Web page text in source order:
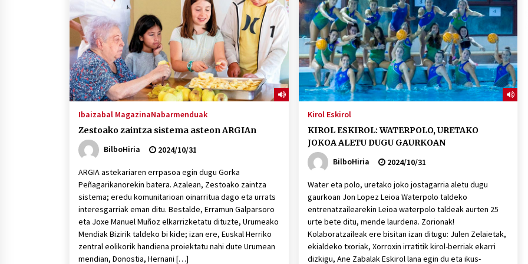
protagonista
2026/07/16
POTTO: San Pedro jaietako bertso-
saioa
2026/07/09
Larunbatean Plentziako Itsas
Martxa ospatuko da
2026/07/07
Auritz Iñurrietaren margoak
ikusgai Uribitarte40 aretoan
SOINUGELA: Paul McCartney eta
Ibaizabal MagazinaNabarmenduak
Zestoako zaintza sistema asteon ARGIAn
BilboHiria
2024/10/31
ARGIA astekariaren errpasoa egin dugu Gorka
Peñagarikanorekin batera. Azalean, Zestoako zaintza
sistema; eredu komunitarioan oinarritua dago eta urrats
interesgarriak eman ditu. Bestalde, Erramun Galparsoro
eta Joxe Manuel Muñoz elkarrizketatu dituzte, Urumeako
Mendiak Bizirik taldeko bi kide; izan ere, Euskal Herriko
zentral eolikorik handiena proiektatu nahi dute Urumean
mendian, Donostia, Hernani […]
Kirol Eskirol
KIROL ESKIROL: WATERPOLO, URETAKO
JOKOA ALETU DUGU GAURKOAN
BilboHiria
2024/10/31
Water eta polo, uretako joko jostagarria aletu dugu
gaurkoan Jon Lopez Leioa Waterpolo taldeko
entrenatzailearekin Leioa waterpolo taldeak aurten 25
urte bete ditu, mende laurdena. Zorionak!
Kolaboratzaileak ere bisitan izan ditugu: Julen Zelaietak,
ekialdeko txoriak, Xorroxin irratitik kirol-berriak ekarri
dizkigu, Ane Zabalak Eskirol lana egin du eta ikus-